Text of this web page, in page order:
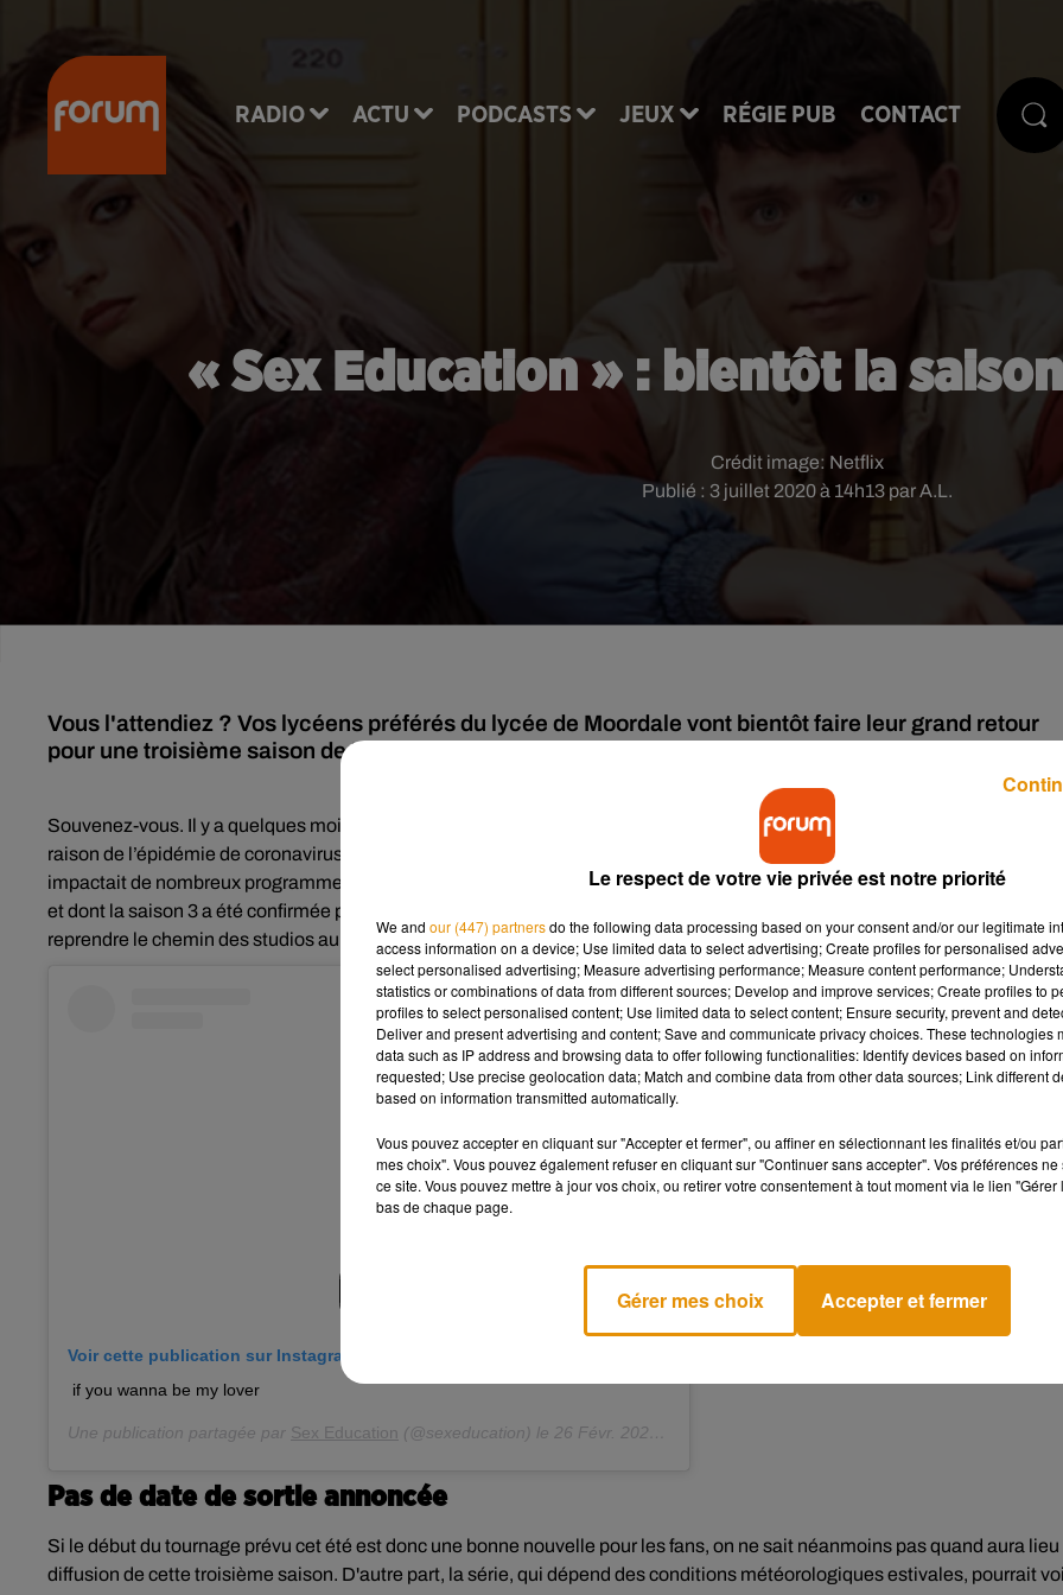
RADIO ACTU PODCASTS JEUX RÉGIE PUB CONTACT
« Sex Education » : bientôt la
Publié : 3 juillet 2020 à 14h13 par A.L.
Crédit image: Netflix
Vous l'attendiez ? Vos lycéens préférés du lycée de Moordale vont bientôt faire leur grand retour
pour une troisième saison de "Sex Education" sur Netflix !
Souvenez-vous. Il y a quelques mois, on vous annonçait que Sex Education
raison de l’épidémie de coronavirus. Une décision lourde de conséquences pour Netflix et Eleven Films puisque cela
impactait de nombreux programmes telle que la série à succès mettant à l'honneurles consultations d’Otis et Maeve
etdont la saison 3 a été confirmée par le géant du streaming. En effet, les acteurs de
reprendre le chemin des studiosau mois d’août.
Voir cette publication sur Instagram
if you wanna be my lover
Une publication partagée par Sex Education (@sexeducation) le 26 Févr. 2020 à 9 :29 PST
Pas de date de sortie annoncée
Si le début du tournage prévu cet été est donc une bonne nouvelle pour les fans, on ne sait néanmoins pas quand aura lieu
diffusion de cette troisième saison. D'autre part, la série, qui dépend des conditions météorologiques estivales, pourrait
Le respect de votre vie privée est notre priorité
We and our (447) partnersdo the following data processing based on your consent and/or our legitimate
access information on a device; Use limited data to select advertising; Create profiles for personalised
select personalised advertising; Measure advertising performance; Measure content performance;
statistics or combinations of data from different sources; Develop and improve services; Create profiles to
profiles to select personalised content; Use limited data to select content; Ensure security, prevent and
Deliver and present advertising and content; Save and communicate privacy choices. These technologies
data such as IP address and browsing data to offer following functionalities: Identify devices based on
requested; Use precise geolocation data; Match and combine data from other data sources; Link different
based on information transmitted automatically.
Vous pouvez accepter en cliquant sur "Accepter et fermer", ou affiner en sélectionnant les finalités et/ou
mes choix". Vous pouvez également refuser en cliquant sur "Continuer sans accepter". Vos préférences
ce site. Vous pouvez mettre à jour vos choix, ou retirer votre consentement à tout moment via le lien
bas de chaque page.
Gérer mes choix Accepter et fermer